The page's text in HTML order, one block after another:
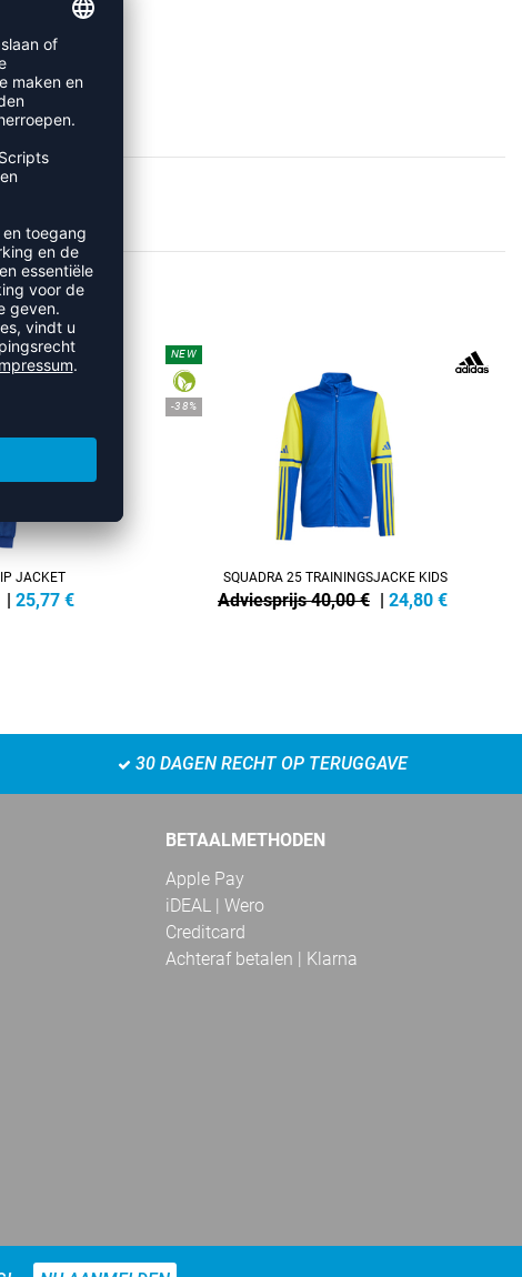
JACKET
| 25,77 €
NEW
-38%
SQUADRA 25 TRAININGSJACKE KIDS
Adviesprijs 40,00 € | 24,80 €
30 DAGEN RECHT OP TERUGGAVE
BETAALMETHODEN
Apple Pay
iDEAL | Wero
Creditcard
Achteraf betalen | Klarna